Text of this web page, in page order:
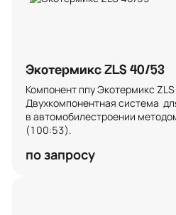
Экотермикс ZLS 40/53
Компонент ппу Экотермикс
Двухкомпонентная система
в автомобилестроении
(100:53).
по запросу